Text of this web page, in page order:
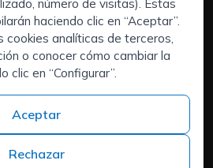
número de visitas). Estas
haciendo clic en “Aceptar”.
cookies analíticas de terceros,
o conocer cómo cambiar la
clic en “Configurar”.
Aceptar
Rechazar
| Selección de Directivos
de RRHH
de interés:
Candidatos
somos
Contacto
en ISPROX
Teléfono